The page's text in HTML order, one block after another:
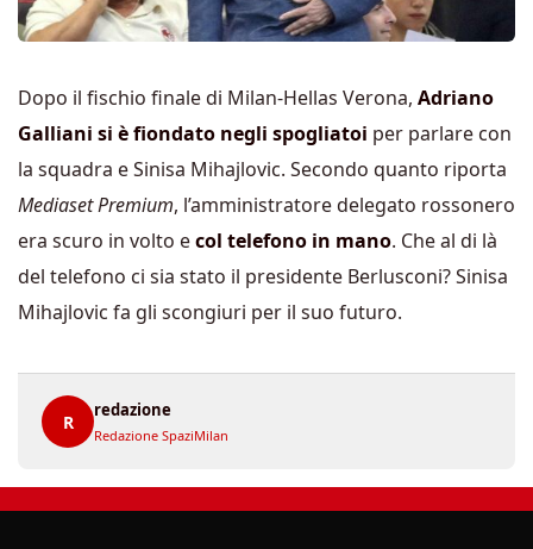
Dopo il fischio finale di Milan-Hellas Verona, Adriano
Galliani si è fiondato negli spogliatoi per parlare con
la squadra e Sinisa Mihajlovic. Secondo quanto riporta
Mediaset Premium, l’amministratore delegato rossonero
era scuro in volto ecol telefono in mano. Che al di là
del telefono ci sia stato il presidente Berlusconi? Sinisa
Mihajlovic fa gli scongiuri per il suo futuro.
R
redazione
Redazione SpaziMilan